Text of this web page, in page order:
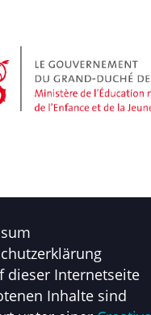
dieser Internetseite
Inhalte sind